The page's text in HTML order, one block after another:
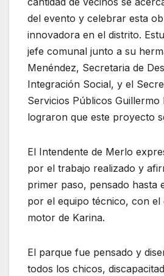
del evento y celebrar esta
innovadora en el distrito.
jefe comunal junto a su
Menéndez, Secretaria de
Integración Social, y el
Servicios Públicos Guillermo
lograron que este proyecto
El Intendente de Merlo
por el trabajo realizado y
primer paso, pensado hasta
por el equipo técnico, con
motor de Karina.
El parque fue pensado y
todos los chicos,